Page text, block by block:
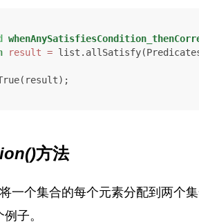
result =
方法
一个集合的每个元素分配到两个
子。